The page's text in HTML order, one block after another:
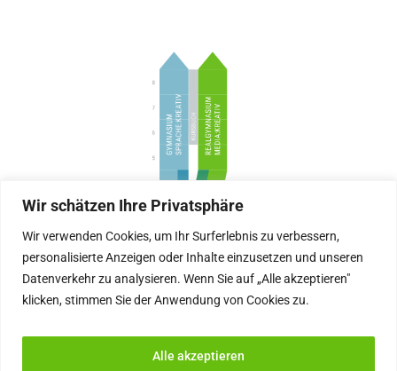
Wir schätzen Ihre Privatsphäre
Wir verwenden Cookies, um Ihr Surferlebnis zu verbessern,
personalisierte Anzeigen oder Inhalte einzusetzen und unseren
Datenverkehr zu analysieren. Wenn Sie auf „Alle akzeptieren"
klicken, stimmen Sie der Anwendung von Cookies zu.
Alle akzeptieren
Zweige und Ganztagsform im Gym-Seekirchen